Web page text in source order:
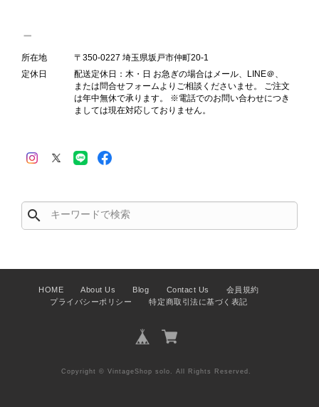
2026/07/30
商品が直ぐに届きました。思った以上に素敵なお品でした。また
ご縁が有りましたら宜しくお願い致します。
た迅速にお届けできたとのこと、大変
安心いたしました！ さらに、「思っ
けましたら幸いです。 また気になる
ら、いつでもお気軽にご相談くださ
い。 またご縁がございましたら、ぜ
VintageShop solo
所在地
〒350-0227 埼玉県坂戸市仲町20-1
定休日
配送定休日：木・日 お急ぎの場合はメール、LINE＠、
または問合せフォームよりご相談くださいませ。 ご注文
は年中無休で承ります。 ※電話でのお問い合わせにつき
ましては現在対応しておりません。
search
HOME About Us Blog Contact Us
会員規約
プライバシーポリシー
特定商取引法に基づく表記
Copyright © VintageShop solo. All Rights Reserved.